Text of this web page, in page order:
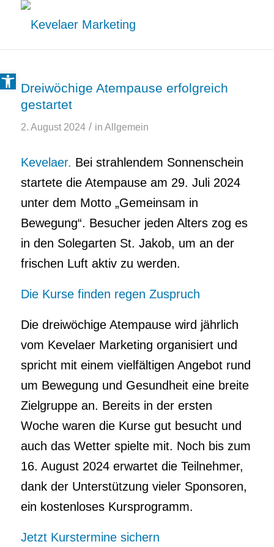
Dreiwöchige Atempause erfolgreich
gestartet
2. August 2024 / in Allgemein
Kevelaer. Bei strahlendem Sonnenschein
startete die Atempause am 29. Juli 2024
unter dem Motto „Gemeinsam in
Bewegung“. Besucher jeden Alters zog es
in den Solegarten St. Jakob, um an der
frischen Luft aktiv zu werden.
Die Kurse finden regen Zuspruch
Die dreiwöchige Atempause wird jährlich
vom Kevelaer Marketing organisiert und
spricht mit einem vielfältigen Angebot rund
um Bewegung und Gesundheit eine breite
Zielgruppe an. Bereits in der ersten
Woche waren die Kurse gut besucht und
auch das Wetter spielte mit. Noch bis zum
16. August 2024 erwartet die Teilnehmer,
dank der Unterstützung vieler Sponsoren,
ein kostenloses Kursprogramm.
Jetzt Kurstermine sichern
Open toolbar